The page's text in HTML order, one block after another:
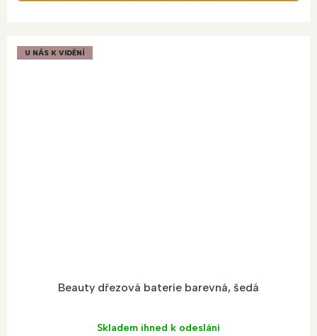
U NÁS K VIDĚNÍ
Beauty dřezová baterie barevná, šedá
Skladem ihned k odeslání